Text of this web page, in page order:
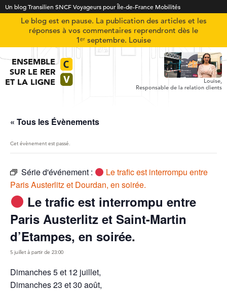
Un blog Transilien SNCF Voyageurs pour Île-de-France Mobilités
Le blog est en pause. La publication des articles et les
réponses à vos commentaires reprendront dès le
1ᵉʳ septembre. Louise
ENSEMBLE
SUR LE RER
ET LA LIGNE
Louise,
Responsable de la relation clients
« Tous les Évènements
Cet évènement est passé.
Série d'événement :
Le trafic est interrompu entre
Paris Austerlitz et Dourdan, en soirée.
Le trafic est interrompu entre
Paris Austerlitz et Saint-Martin
d’Etampes, en soirée.
5 juillet à partir de 23:00
Dimanches 5 et 12 juillet,
Dimanches 23 et 30 août,